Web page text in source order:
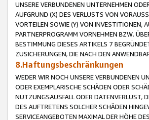
UNSERE VERBUNDENEN UNTERNEHMEN
AUFGRUND (X) DES VERLUSTS VON
VORTEILEN SOWIE (Y) VON INVESTITIONEN,
PARTNERPROGRAMM VORNEHMEN BZW.
BESTIMMUNG DIESES ARTIKELS 7
ZUSICHERUNGEN, DIE NACH DEN
8.Haftungsbeschränkungen
WEDER WIR NOCH UNSERE VERBUNDENEN
ODER EXEMPLARISCHE SCHÄDEN ODER
NUTZUNGSAUSFALL ODER DATENVERLUST,
DES AUFTRETENS SOLCHER SCHÄDEN
SERVICEANGEBOTEN MAXIMAL DER HÖHE